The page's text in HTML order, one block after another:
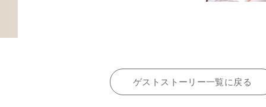
ゲストストーリー一覧に戻る